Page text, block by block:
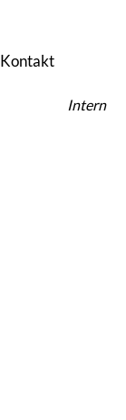
Kontakt
Intern